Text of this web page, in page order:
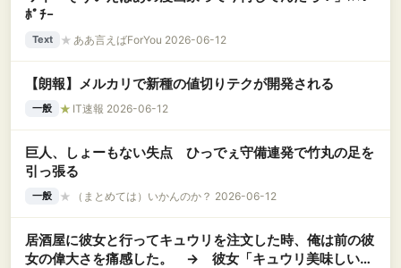
ﾎﾟﾁｰ
Text ★ ああ言えばForYou 2026-06-12
【朗報】メルカリで新種の値切りテクが開発される
一般 ★ IT速報 2026-06-12
巨人、しょーもない失点 ひっでぇ守備連発で竹丸の足を
引っ張る
一般 ★ （まとめては）いかんのか？ 2026-06-12
居酒屋に彼女と行ってキュウリを注文した時、俺は前の彼
女の偉大さを痛感した。 → 彼女「キュウリ美味しい！